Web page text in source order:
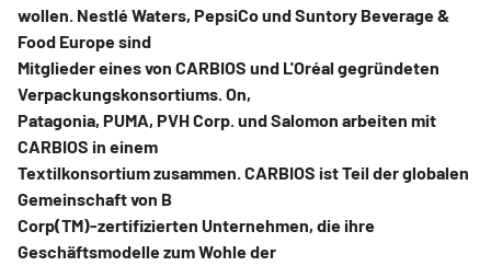
wollen. Nestlé Waters, PepsiCo und Suntory Beverage &
Food Europe sind
Mitglieder eines von CARBIOS und L'Oréal gegründeten
Verpackungskonsortiums. On,
Patagonia, PUMA, PVH Corp. und Salomon arbeiten mit
CARBIOS in einem
Textilkonsortium zusammen. CARBIOS ist Teil der globalen
Gemeinschaft von B
Corp(TM)-zertifizierten Unternehmen, die ihre
Geschäftsmodelle zum Wohle der